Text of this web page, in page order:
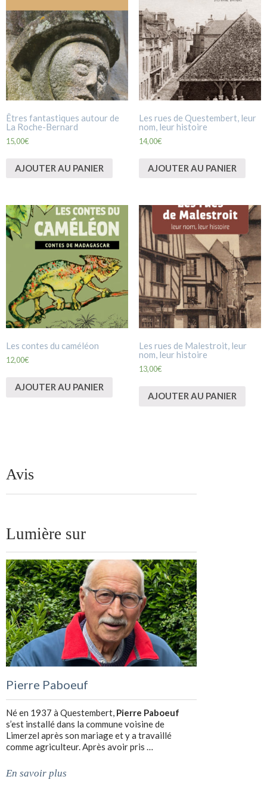
Êtres fantastiques autour de
La Roche-Bernard
15,00€
AJOUTER AU PANIER
Les rues de Questembert, leur
nom, leur histoire
14,00€
AJOUTER AU PANIER
Les contes du caméléon
12,00€
AJOUTER AU PANIER
Les rues de Malestroit, leur
nom, leur histoire
13,00€
AJOUTER AU PANIER
Avis
Lumière sur
Pierre Paboeuf
Né en 1937 à Questembert, Pierre Paboeuf
s’est installé dans la commune voisine de
Limerzel après son mariage et y a travaillé
comme agriculteur. Après avoir pris …
En savoir plus